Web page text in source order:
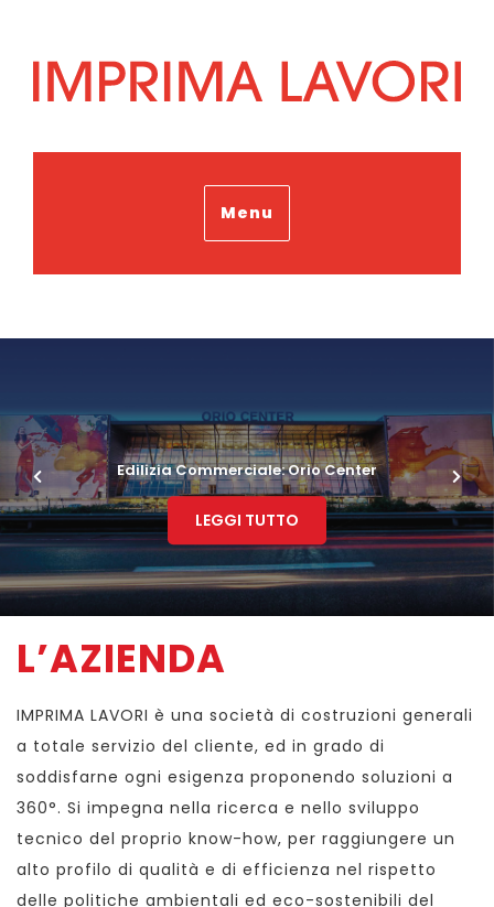
Menu
Edilizia Commerciale: Orio Center
LEGGI TUTTO
L’AZIENDA
IMPRIMA LAVORI è una società di costruzioni generali
a totale servizio del cliente, ed in grado di
soddisfarne ogni esigenza proponendo soluzioni a
360°. Si impegna nella ricerca e nello sviluppo
tecnico del proprio know-how, per raggiungere un
alto profilo di qualità e di efficienza nel rispetto
delle politiche ambientali ed eco-sostenibili del